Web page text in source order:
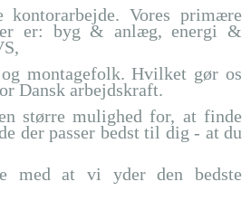
Vores primære
er: byg & anlæg, energi &
montagefolk.Hvilket gør os
Dansk arbejdskraft.
større mulighed for, at finde
der passer bedst til dig - at du
med at vi yder den bedste